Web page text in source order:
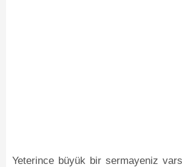
Yeterince büyük bir sermayeniz